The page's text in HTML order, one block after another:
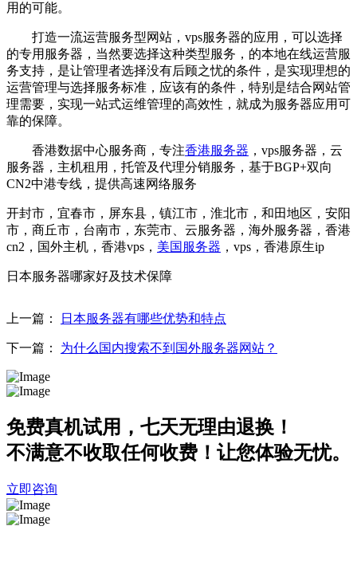
用的可能。
打造一流运营服务型网站，vps服务器的应用，可以选择
的专用服务器，当然要选择这种类型服务，的本地在线运营服
务支持，是让管理者选择没有后顾之忧的条件，是实现理想的
运营管理与选择服务标准，应该有的条件，特别是结合网站管
理需要，实现一站式运维管理的高效性，就成为服务器应用可
靠的保障。
香港数据中心服务商，专注香港服务器 ，vps服务器，云
服务器，主机租用，托管及代理分销服务，基于BGP+双向
CN2中港专线，提供高速网络服务
开封市，宜春市，屏东县，镇江市，淮北市，和田地区，安阳
市，商丘市，台南市，东莞市、 云服务器， 海外服务器， 香港
cn2， 国外主机， 香港vps， 美国服务器 ， vps， 香港原生ip
日本服务器哪家好及技术保障
上一篇： 日本服务器有哪些优势和特点
下一篇： 为什么国内搜索不到国外服务器网站？
免费真机试用，七天无理由退换！
不满意不收取任何收费！让您体验无忧。
立即咨询